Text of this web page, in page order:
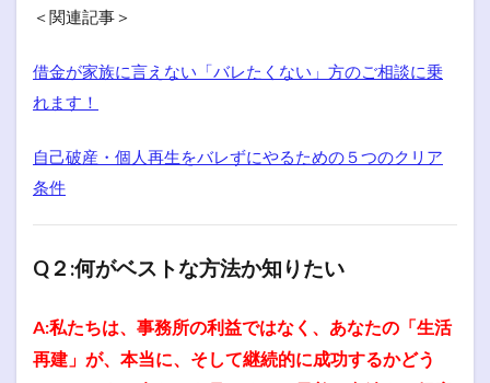
＜関連記事＞
借金が家族に言えない「バレたくない」方のご相談に乗
れます！
自己破産・個人再生をバレずにやるための５つのクリア
条件
Q２:何がベストな方法か知りたい
A:私たちは、事務所の利益ではなく、あなたの「生活
再建」が、本当に、そして継続的に成功するかどう